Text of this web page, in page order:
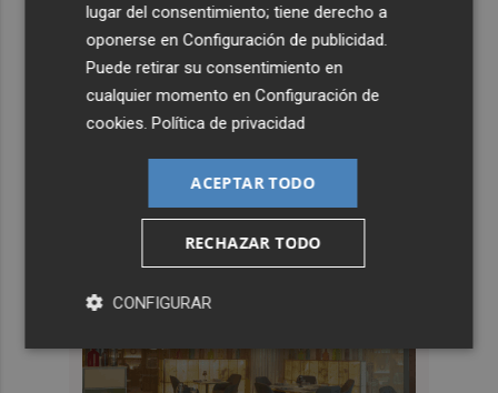
lugar del consentimiento; tiene derecho a
oponerse enConfiguración de publicidad
Puede retirar su consentimiento en
cualquier momento enConfiguración de
cookies .Política de privacidad
ACEPTAR TODO
RECHAZAR TODO
CONFIGURAR